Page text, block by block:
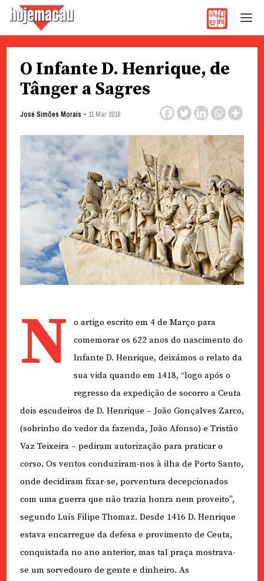
content
O Infante D. Henrique, de
Tânger a Sagres
José Simões Morais - 11 Mar 2016
N
o artigo escrito em 4 de Março para
comemorar os 622 anos do nascimento do
Infante D. Henrique, deixámos o relato da
sua vida quando em 1418, “logo após o
regresso da expedição de socorro a Ceuta
dois escudeiros de D. Henrique – João Gonçalves Zarco,
(sobrinho do vedor da fazenda, João Afonso) e Tristão
Vaz Teixeira – pediram autorização para praticar o
corso. Os ventos conduziram-nos à ilha de Porto Santo,
onde decidiram fixar-se, porventura decepcionados
com uma guerra que não trazia honra nem proveito”,
segundo Luís Filipe Thomaz. Desde 1416 D. Henrique
estava encarregue da defesa e provimento de Ceuta,
conquistada no ano anterior, mas tal praça mostrava-
se um sorvedouro de gente e dinheiro. As